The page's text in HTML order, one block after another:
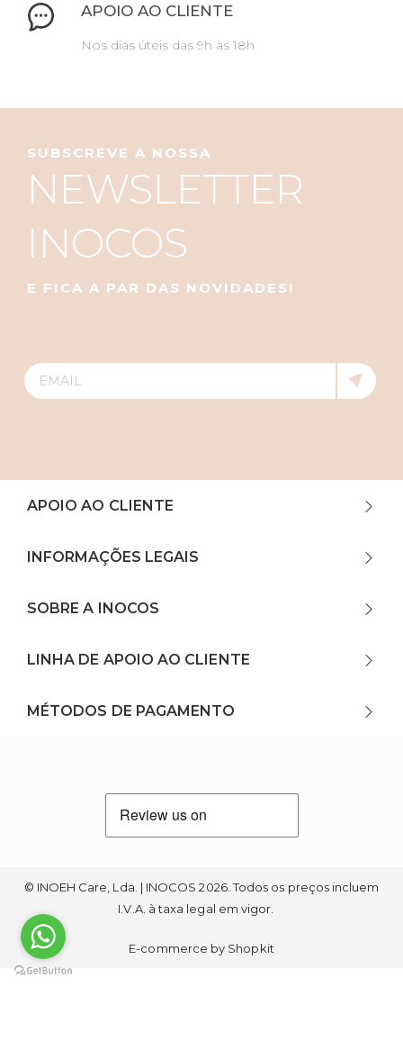
APOIO AO CLIENTE
Nos dias úteis das 9h às 18h
SUBSCREVE A NOSSA
NEWSLETTER
INOCOS
E FICA A PAR DAS NOVIDADES!
APOIO AO CLIENTE
INFORMAÇÕES LEGAIS
SOBRE A INOCOS
LINHA DE APOIO AO CLIENTE
MÉTODOS DE PAGAMENTO
© INOEH Care, Lda. | INOCOS 2026. Todos os preços incluem
I.V.A. à taxa legal em vigor.
E-commerce by Shopkit